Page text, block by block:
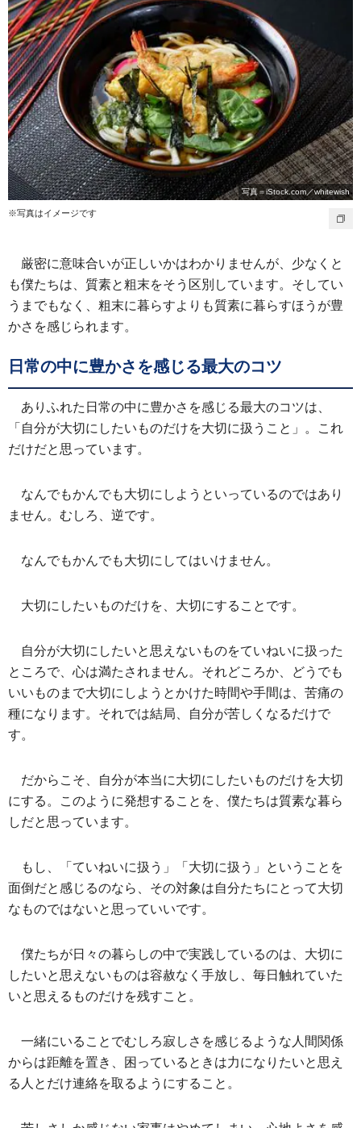
写真＝iStock.com／whitewish
※写真はイメージです
厳密に意味合いが正しいかはわかりませんが、少なくと
も僕たちは、質素と粗末をそう区別しています。そしてい
うまでもなく、粗末に暮らすよりも質素に暮らすほうが豊
かさを感じられます。
日常の中に豊かさを感じる最大のコツ
ありふれた日常の中に豊かさを感じる最大のコツは、
「自分が大切にしたいものだけを大切に扱うこと」。これ
だけだと思っています。
なんでもかんでも大切にしようといっているのではあり
ません。むしろ、逆です。
なんでもかんでも大切にしてはいけません。
大切にしたいものだけを、大切にすることです。
自分が大切にしたいと思えないものをていねいに扱った
ところで、心は満たされません。それどころか、どうでも
いいものまで大切にしようとかけた時間や手間は、苦痛の
種になります。それでは結局、自分が苦しくなるだけで
す。
だからこそ、自分が本当に大切にしたいものだけを大切
にする。このように発想することを、僕たちは質素な暮ら
しだと思っています。
もし、「ていねいに扱う」「大切に扱う」ということを
面倒だと感じるのなら、その対象は自分たちにとって大切
なものではないと思っていいです。
僕たちが日々の暮らしの中で実践しているのは、大切に
したいと思えないものは容赦なく手放し、毎日触れていた
いと思えるものだけを残すこと。
一緒にいることでむしろ寂しさを感じるような人間関係
からは距離を置き、困っているときは力になりたいと思え
る人とだけ連絡を取るようにすること。